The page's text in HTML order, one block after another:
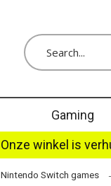
Gaming
Onze winkel is
Nintendo Switch games